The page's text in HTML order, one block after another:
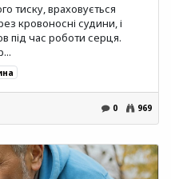
тиску, враховується
кровоносні судини, і
під час роботи серця.
0 969